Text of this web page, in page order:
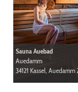
Sauna Auebad
Auedamm
34121 Kassel, Auedamm